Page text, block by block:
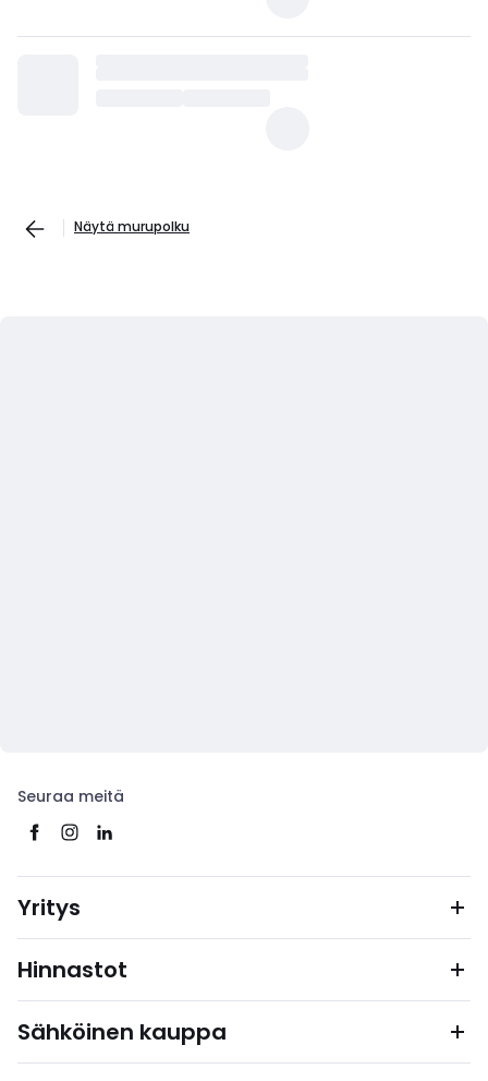
Näytä murupolku
Seuraa meitä
Yritys
Hinnastot
Sähköinen kauppa